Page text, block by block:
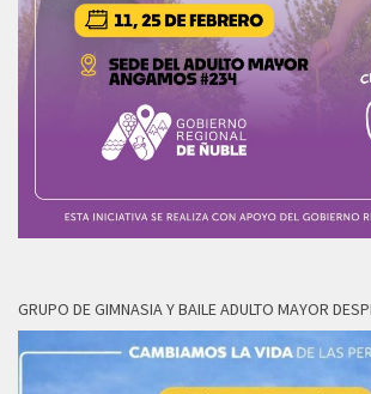
GRUPO DE GIMNASIA Y BAILE ADULTO MAYOR